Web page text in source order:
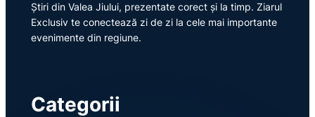
Știri din Valea Jiului, prezentate corect și la timp. Ziarul
Exclusiv te conectează zi de zi la cele mai importante
evenimente din regiune.
Categorii